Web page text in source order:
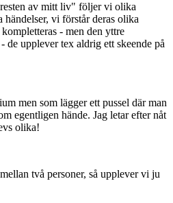
av mitt liv" följer vi olika
händelser, vi förstår deras olika
- men den yttre
de upplever tex aldrig ett skeende på
men som lägger ett pussel där man
egentligen hände. Jag letar efter nåt
olika!
två personer, så upplever vi ju